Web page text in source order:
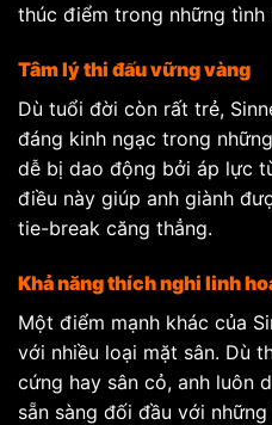
thúc điểm trong những tình
Tâm lý thi đấu vững vàng
Dù tuổi đời còn rất trẻ,
đáng kinh ngạc trong
dễ bị dao động bởi áp lực
điều này giúp anh giành
tie-break căng thẳng.
Khả năng thích nghi linh
Một điểm mạnh khác của
với nhiều loại mặt sân. Dù
cứng hay sân cỏ, anh luôn
sẵn sàng đối đầu với